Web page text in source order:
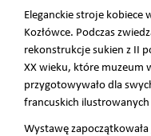
Eleganckie stroje kobiece
Kozłówce. Podczas
rekonstrukcje sukien z II
XX wieku, które muzeum
przygotowywało dla
francuskich
Wystawę zapoczątkowała